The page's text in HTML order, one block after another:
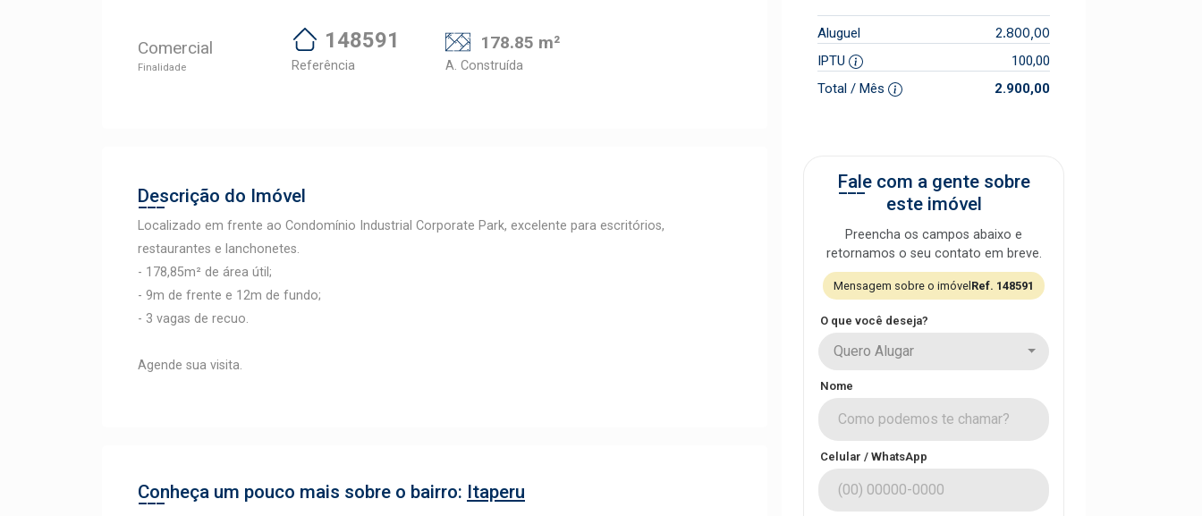
Comercial
Finalidade
148591
Referência
178.85 m²
A. Construída
Descrição do Imóvel
Localizado em frente ao Condomínio Industrial Corporate Park, excelente para escritórios,
restaurantes e lanchonetes.
- 178,85m² de área útil;
- 9m de frente e 12m de fundo;
- 3 vagas de recuo.
Agende sua visita.
Conheça um pouco mais sobre o bairro: Itaperu
Aluguel 2.800,00
IPTU
100,00
Total / Mês
2.900,00
Fale com a gente sobre
este imóvel
Preencha os campos abaixo e
retornamos o seu contato em breve.
Mensagem sobre o imóvel Ref. 148591
O que você deseja?
Quero Alugar
Nome
Celular / WhatsApp